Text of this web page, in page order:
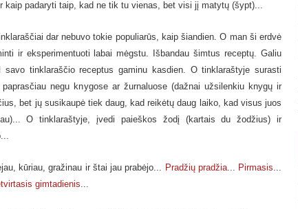
kaip padaryti taip, kad ne tik tu vienas, bet visi jį matytų (šypt)...
dar nebuvo tokie populiarūs, kaip šiandien. O man ši erdvė
ir eksperimentuoti labai mėgstu. Išbandau šimtus receptų. Galiu
tinklaraščio receptus gaminu kasdien. O tinklaraštyje surasti
negu knygose ar žurnaluose (dažnai užsilenkiu knygų ir
bet jų susikaupė tiek daug, kad reikėtų daug laiko, kad visus juos
O tinklaraštyje, įvedi paieškos žodį (kartais du žodžius) ir
kūriau, gražinau ir štai jau prabėjo... Pradžių pradžia... Pirmasis
gimtadienis